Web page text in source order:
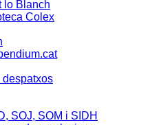
lo Blanch
Colex
despatxos
SOJ, SOM i SIDH